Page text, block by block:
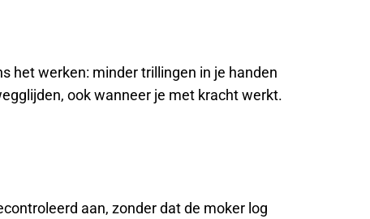
het werken: minder trillingen in je handen
ook wanneer je met kracht werkt.
aan, zonder dat de moker log